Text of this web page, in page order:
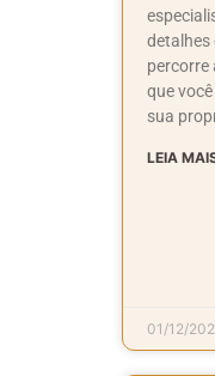
detalhes
percorre
que
sua
LEIA
01/12/